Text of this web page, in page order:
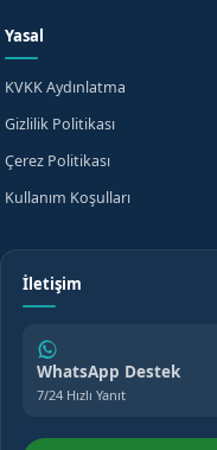
Yasal
KVKK Aydınlatma
Gizlilik Politikası
Çerez Politikası
Kullanım Koşulları
İletişim
WhatsApp Destek
7/24 Hızlı Yanıt